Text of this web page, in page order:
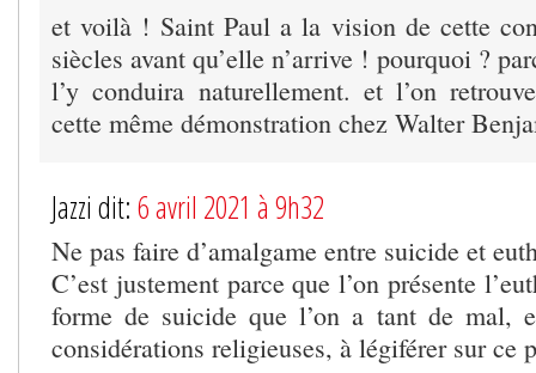
et voilà ! Saint Paul a la vision de cette
siècles avant qu’elle n’arrive ! pourquoi ?
l’y conduira naturellement. et l’on
cette même démonstration chez Walter
Jazzi dit: 6 avril 2021 à 9h32
Ne pas faire d’amalgame entre suicide et
C’est justement parce que l’on présente
forme de suicide que l’on a tant de mal,
considérations religieuses, à légiférer sur ce